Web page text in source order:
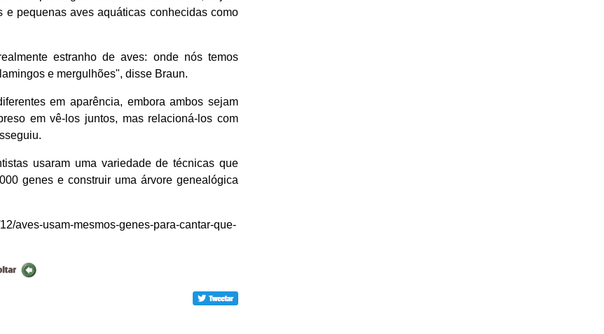
e pequenas aves aquáticas conhecidas como
estranho de aves: onde nós temos
e mergulhões", disse Braun.
em aparência, embora ambos sejam
em vê-los juntos, mas relacioná-los com
usaram uma variedade de técnicas que
genes e construir uma árvore genealógica
aves-usam-mesmos-genes-para-cantar-que-